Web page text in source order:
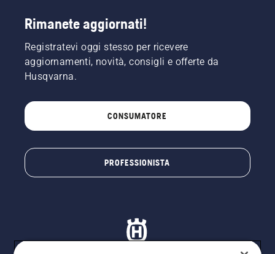
Rimanete aggiornati!
Registratevi oggi stesso per ricevere
aggiornamenti, novità, consigli e offerte da
Husqvarna.
CONSUMATORE
PROFESSIONISTA